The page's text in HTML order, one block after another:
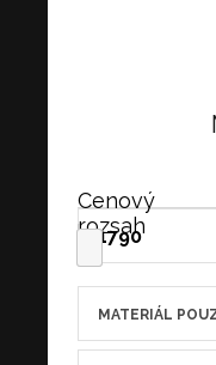
Cenový
rozsah
MATERIÁL